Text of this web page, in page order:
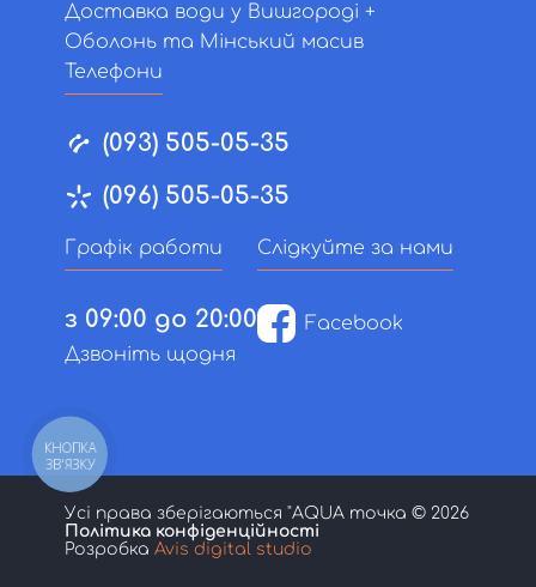
Доставка води у Вишгороді +
Оболонь та Мінський масив
Телефони
(093) 505-05-35
(096) 505-05-35
Графік работи
з 09:00 до 20:00
Дзвоніть щодня
Слідкуйте за нами
Facebook
Усі права зберігаються "AQUA точка © 2026
Політика конфіденційності
Розробка Avis digital studio
КНОПКА
ЗВ'ЯЗКУ